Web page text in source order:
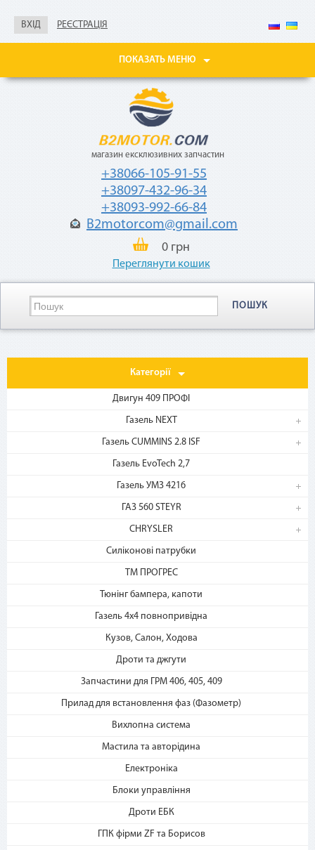
ВХІД РЕЄСТРАЦІЯ
ПОКАЗАТЬ МЕНЮ
магазин ексклюзивних запчастин
+38066-105-91-55
+38097-432-96-34
+38093-992-66-84
B2motorcom@gmail.com
0 грн
Переглянути кошик
ПОШУК
Категорії
Двигун 409 ПРОФІ
Газель NEXT
Газель CUMMINS 2.8 ISF
Газель EvoTech 2,7
Газель УМЗ 4216
ГАЗ 560 STEYR
CHRYSLER
Силіконові патрубки
ТМ ПРОГРЕС
Тюнінг бампера, капоти
Газель 4х4 повнопривідна
Кузов, Салон, Ходова
Дроти та джгути
Запчастини для ГРМ 406, 405, 409
Прилад для встановлення фаз (Фазометр)
Вихлопна система
Мастила та авторідина
Електроніка
Блоки управління
Дроти ЕБК
ГПК фірми ZF та Борисов
«Мгновенная рассрочка»
Покупайте товары
в рассрочку до 24
месяцев
ежемесячной
1. Выберите товар
на b2motor.com и положите
«Мгновенная рассрочка»
3. Укажите количество
покупку. С Вашей карты
спишется первый платеж